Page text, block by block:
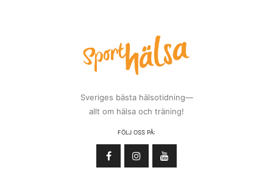
Sveriges bästa hälsotidning—
allt om hälsa och träning!
FÖLJ OSS PÅ: